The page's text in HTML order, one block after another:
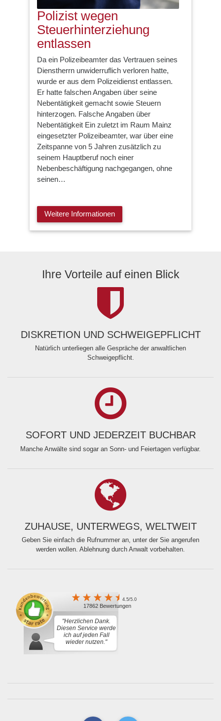
Polizist wegen
Steuerhinterziehung
entlassen
Da ein Polizeibeamter das Vertrauen seines
Dienstherrn unwiderruflich verloren hatte,
wurde er aus dem Polizeidienst entlassen.
Er hatte falschen Angaben über seine
Nebentätigkeit gemacht sowie Steuern
hinterzogen. Falsche Angaben über
Nebentätigkeit Ein zuletzt im Raum Mainz
eingesetzter Polizeibeamter, war über eine
Zeitspanne von 5 Jahren zusätzlich zu
seinem Hauptberuf noch einer
Nebenbeschäftigung nachgegangen, ohne
seinen…
Weitere Informationen
Ihre Vorteile auf einen Blick
DISKRETION UND SCHWEIGEPFLICHT
Natürlich unterliegen alle Gespräche der anwaltlichen
Schweigepflicht.
SOFORT UND JEDERZEIT BUCHBAR
Manche Anwälte sind sogar an Sonn- und Feiertagen verfügbar.
ZUHAUSE, UNTERWEGS, WELTWEIT
Geben Sie einfach die Rufnummer an, unter der Sie angerufen
werden wollen. Ablehnung durch Anwalt vorbehalten.
4.5/5.0
17862 Bewertungen
"Herzlichen Dank.
Diesen Service werde
ich auf jeden Fall
wieder nutzen."